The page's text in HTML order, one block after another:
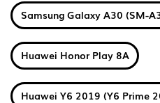
Samsung Galaxy A30 (SM-
Huawei Honor Play 8A
Huawei Y6 2019 (Y6 Prime